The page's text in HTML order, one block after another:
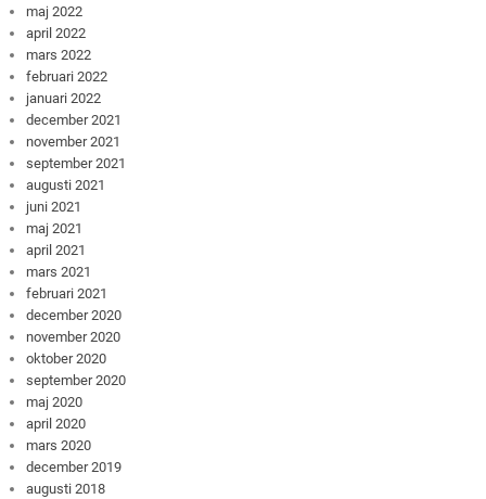
maj 2022
april 2022
mars 2022
februari 2022
januari 2022
december 2021
november 2021
september 2021
augusti 2021
juni 2021
maj 2021
april 2021
mars 2021
februari 2021
december 2020
november 2020
oktober 2020
september 2020
maj 2020
april 2020
mars 2020
december 2019
augusti 2018